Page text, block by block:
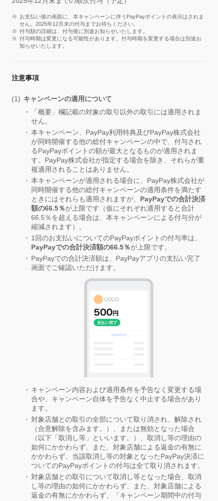
お支払い後の画面に、本キャンペーンに伴うPayPayポイントの表示はされま
せん。2025年12月末の付与までお待ちください。
付与額の詳細は、付与後に別途お知らせいたします。
付与時期は変更になる可能性があります。付与時期を変更する場合は別途お
知らせいたします。
注意事項
キャンペーンの適用について
「概要」欄記載の対象の取引以外の取引には適用されま
せん。
本キャンペーン、PayPay利用特典及びPayPay株式会社
が同時開催する他の総付キャンペーンの中で、付与され
るPayPayポイントの額が最大となるものが適用されま
す。PayPay株式会社が指定する場合を除き、それらが重
複適用されることはありません。
本キャンペーンが適用される場合に、PayPay株式会社が
同時開催する他の総付キャンペーンの適用条件を満たす
ときにはそれらも適用されますが、 PayPayでの合計決済
額の66.5％が上限です（仮にそれぞれ適用すると合計
66.5％を超える場合は、本キャンペーンによる付与分が
縮減されます）。
1回のお支払いについてのPayPayポイントの付与率は、
PayPayでの合計決済額の66.5％が上限です。
PayPayでの合計決済額は、PayPayアプリの支払い完了
画面でご確認いただけます。
キャンペーン内容および適用条件を予告なく変更する場
合や、キャンペーン自体を予告なく中止する場合があり
ます。
対象店舗との取引の全部について取り消され、解除され
（合意解除を含みます。）、または無効となった場合
（以下「取消し等」といいます。）、取消し等の理由の
如何にかかわらず、また、対象店舗による返金の有無に
かかわらず、当該取消し等の対象となったPayPay決済に
ついてのPayPayポイントの付与は全て取り消されます。
対象店舗との取引について取消し等となった場合、取消
し等の理由の如何にかかわらず、また、対象店舗による
返金の有無にかかわらず、「キャンペーン期間中の付与